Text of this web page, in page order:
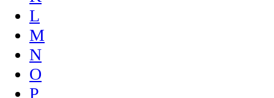
L
M
N
O
P